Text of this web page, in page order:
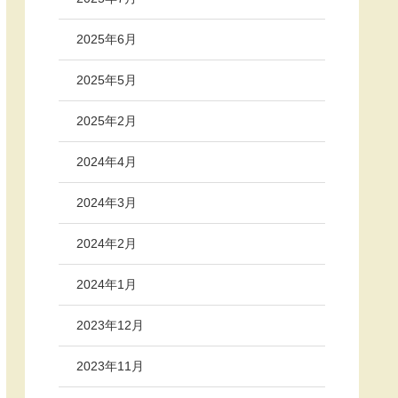
2025年6月
2025年5月
2025年2月
2024年4月
2024年3月
2024年2月
2024年1月
2023年12月
2023年11月